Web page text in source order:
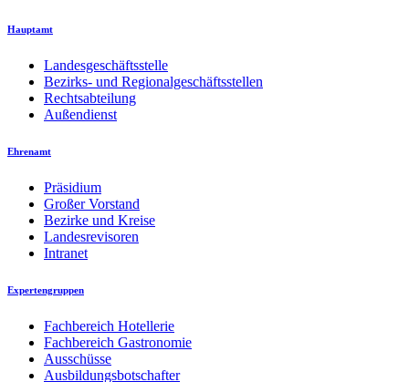
Hauptamt
Landesgeschäftsstelle
Bezirks- und Regionalgeschäftsstellen
Rechtsabteilung
Außendienst
Ehrenamt
Präsidium
Großer Vorstand
Bezirke und Kreise
Landesrevisoren
Intranet
Expertengruppen
Fachbereich Hotellerie
Fachbereich Gastronomie
Ausschüsse
Ausbildungsbotschafter